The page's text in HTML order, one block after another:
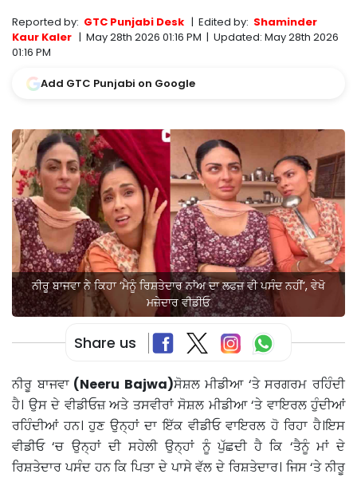
Reported by: GTC Punjabi Desk | Edited by: Shaminder
Kaur Kaler | May 28th 2026 01:16 PM | Updated: May 28th 2026
01:16 PM
Add GTC Punjabi on Google
ਨੀਰੂ ਬਾਜਵਾ ਨੇ ਕਿਹਾ ‘ਮੈਨੂੰ ਰਿਸ਼ਤੇਦਾਰ ਨਾਂਅ ਦਾ ਲਫਜ਼ ਵੀ ਪਸੰਦ ਨਹੀਂ’, ਵੇਖੋ
ਮਜ਼ੇਦਾਰ ਵੀਡੀਓ
Share us
ਨੀਰੂ ਬਾਜਵਾ(Neeru Bajwa)ਸੋਸ਼ਲ ਮੀਡੀਆ ‘ਤੇ ਸਰਗਰਮ ਰਹਿੰਦੀ
ਹੈ। ਉਸ ਦੇ ਵੀਡੀਓਜ਼ ਅਤੇ ਤਸਵੀਰਾਂ ਸੋਸ਼ਲ ਮੀਡੀਆ ‘ਤੇ ਵਾਇਰਲ ਹੁੰਦੀਆਂ
ਰਹਿੰਦੀਆਂ ਹਨ। ਹੁਣ ਉਨ੍ਹਾਂ ਦਾ ਇੱਕ ਵੀਡੀਓ ਵਾਇਰਲ ਹੋ ਰਿਹਾ ਹੈ।ਇਸ
ਵੀਡੀਓ ‘ਚ ਉਨ੍ਹਾਂ ਦੀ ਸਹੇਲੀ ਉਨ੍ਹਾਂ ਨੂੰ ਪੁੱਛਦੀ ਹੈ ਕਿ ‘ਤੈਨੂੰ ਮਾਂ ਦੇ
ਰਿਸ਼ਤੇਦਾਰ ਪਸੰਦ ਹਨ ਕਿ ਪਿਤਾ ਦੇ ਪਾਸੇ ਵੱਲ ਦੇ ਰਿਸ਼ਤੇਦਾਰ। ਜਿਸ ‘ਤੇ ਨੀਰੂ